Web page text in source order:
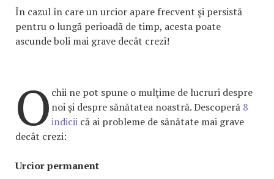
În cazul în care un urcior apare frecvent şi persistă
pentru o lungă perioadă de timp, acesta poate
ascunde boli mai grave decât crezi!
O chii ne pot spune o mulţime de lucruri despre
noi şi despre sănătatea noastră. Descoperă 8
indicii că ai probleme de sănătate mai grave
decât crezi:
Urcior permanent